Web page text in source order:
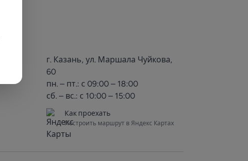
г. Казань, ул. Маршала Чуйкова,
60
пн. – пт.: с 09:00 – 18:00
сб. – вс.: с 10:00 – 15:00
Как проехать
Построить маршрут в Яндекс Картах